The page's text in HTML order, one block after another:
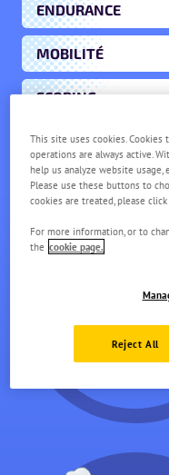
ENDURANCE
1.5
MOBILITÉ
1.5
SCORING
UTILITÉ
This site uses cookies.
operations are always active.
help us analyze website usage,
Please use these buttons to
cookies are treated, please
For more information, or to
the cookie page.
Reject All